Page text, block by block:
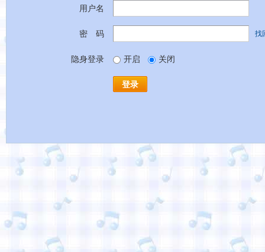
用户名
密 码 找
隐身登录 开启 关闭
登录